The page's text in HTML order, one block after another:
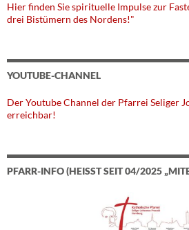
Hier finden Sie spirituelle Impulse zur
drei Bistümern des Nordens!"
YOUTUBE-CHANNEL
Der Youtube Channel der Pfarrei Seliger
erreichbar!
PFARR-INFO (HEISST SEIT 04/2025